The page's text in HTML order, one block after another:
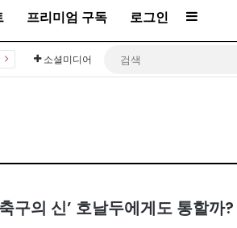
프리미엄 구독 로그인 Sidebar
소셜미디어
구의 신’ 호날두에게도 통할까?